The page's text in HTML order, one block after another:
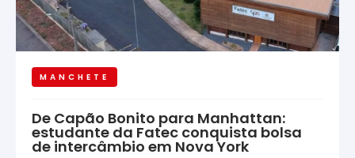
MANCHETE
De Capão Bonito para Manhattan:
estudante da Fatec conquista bolsa
de intercâmbio em Nova York